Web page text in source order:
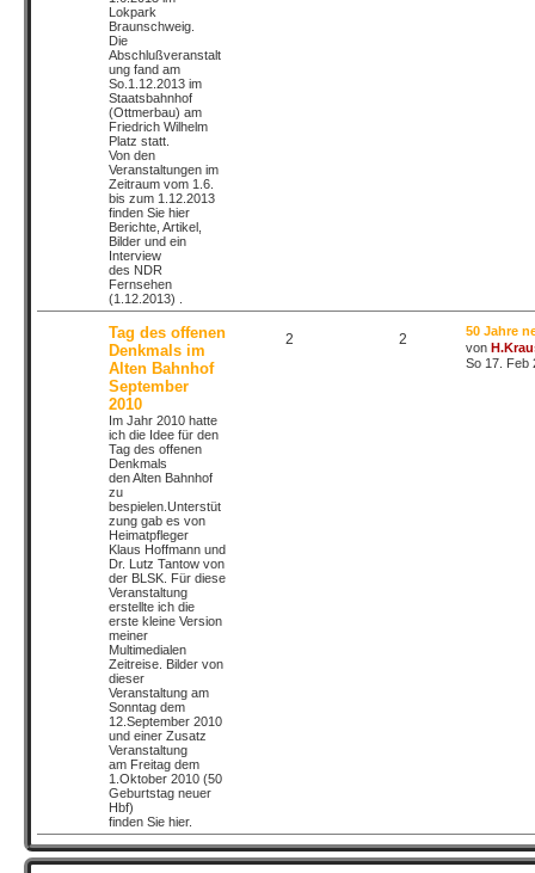
Lokpark
Braunschweig.
Die
Abschlußveranstalt
ung fand am
So.1.12.2013 im
Staatsbahnhof
(Ottmerbau) am
Friedrich Wilhelm
Platz statt.
Von den
Veranstaltungen im
Zeitraum vom 1.6.
bis zum 1.12.2013
finden Sie hier
Berichte, Artikel,
Bilder und ein
Interview
des NDR
Fernsehen
(1.12.2013) .
Tag des offenen
Denkmals im
Alten Bahnhof
September
2010
Im Jahr 2010 hatte
ich die Idee für den
Tag des offenen
Denkmals
den Alten Bahnhof
zu
bespielen.Unterstüt
zung gab es von
Heimatpfleger
Klaus Hoffmann und
Dr. Lutz Tantow von
der BLSK. Für diese
Veranstaltung
erstellte ich die
erste kleine Version
meiner
Multimedialen
Zeitreise. Bilder von
dieser
Veranstaltung am
Sonntag dem
12.September 2010
und einer Zusatz
Veranstaltung
am Freitag dem
1.Oktober 2010 (50
Geburtstag neuer
Hbf)
finden Sie hier.
2 2
50 Jahre
von
So 17. Feb